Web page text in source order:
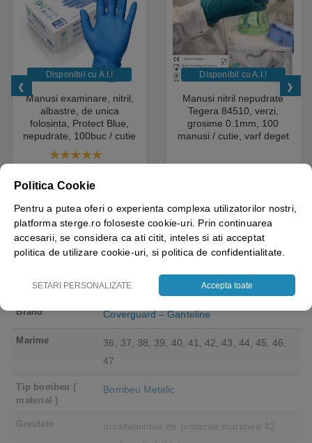
Disponibil cu A.I.​!
Manusi examinare, nitril,
albastre, de unica
folosinta, Protect Blue,
nepudrate, 100buc / cutie
pentru medical, HoReCa,
saloane si domeniul
Disponibil cu A.I.​!
Manusi nitril nepudrate
Tegera 84510, verzi,
grosime 0.1mm, 100
manusi / cutie, varf deget
Greutate 2 kg
Brand Coverguard – Ganteline
Marime
36, 37, 38, 39, 40, 41, 42, 43, 44, 45, 46,
47
Tip bombeu (
material )
Bombeu Metalic
Greutate
Incaltamintea de protectie marimea 42
Politica Cookie
Pentru a putea oferi o experienta complexa utilizatorilor nostri,
platforma sterge.ro foloseste cookie-uri. Prin continuarea
accesarii, se considera ca ati citit, inteles si ati acceptat
politica de utilizare cookie-uri, si politica de confidentialitate.
SETARI PERSONALIZATE Accepta toate